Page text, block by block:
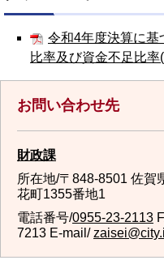
令和4年度決算に基
比率及び資金不足比
お問い合わせ先
財政課
所在地/〒848-8501 佐賀
花町1355番地1
電話番号/0955-23-2113
7213 E-mail/